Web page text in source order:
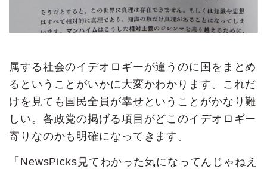
属する社会のイデオロギーが違うのに国をまとめ
るということがいかに大変かわかります。これだ
けを見ても国民全員が幸せということがかなり難
しい。各政党の掲げる項目がどこのイデオロギー
寄りなのかも明確になってきます。
「NewsPicks見てわかった気になってんじゃねえ